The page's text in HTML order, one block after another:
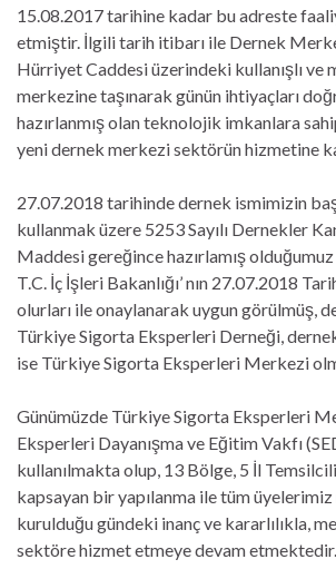
15.08.2017 tarihine kadar bu adreste
etmiştir. İlgili tarih itibarı ile Dernek
Hürriyet Caddesi üzerindeki kullanışlı ve
merkezine taşınarak günün ihtiyaçları
hazırlanmış olan teknolojik imkanlara
yeni dernek merkezi sektörün hizmetine
27.07.2018 tarihinde dernek ismimizin
kullanmak üzere 5253 Sayılı Dernekler
Maddesi gereğince hazırlamış
T.C. İç İşleri Bakanlığı’ nın 27.07.2018
olurları ile onaylanarak uygun görülmüş,
Türkiye Sigorta Eksperleri Derneği,
ise Türkiye Sigorta Eksperleri Merkezi
Günümüzde Türkiye Sigorta Eksperleri
Eksperleri Dayanışma ve Eğitim Vakfı
kullanılmakta olup, 13 Bölge, 5 İl
kapsayan bir yapılanma ile tüm üyelerimiz
kurulduğu gündeki inanç ve kararlılıkla,
sektöre hizmet etmeye devam etmektedir.